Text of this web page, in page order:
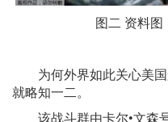
图二 资料图
为何外界如此关心美国
就略知一二。
该战斗群由卡尔•文森